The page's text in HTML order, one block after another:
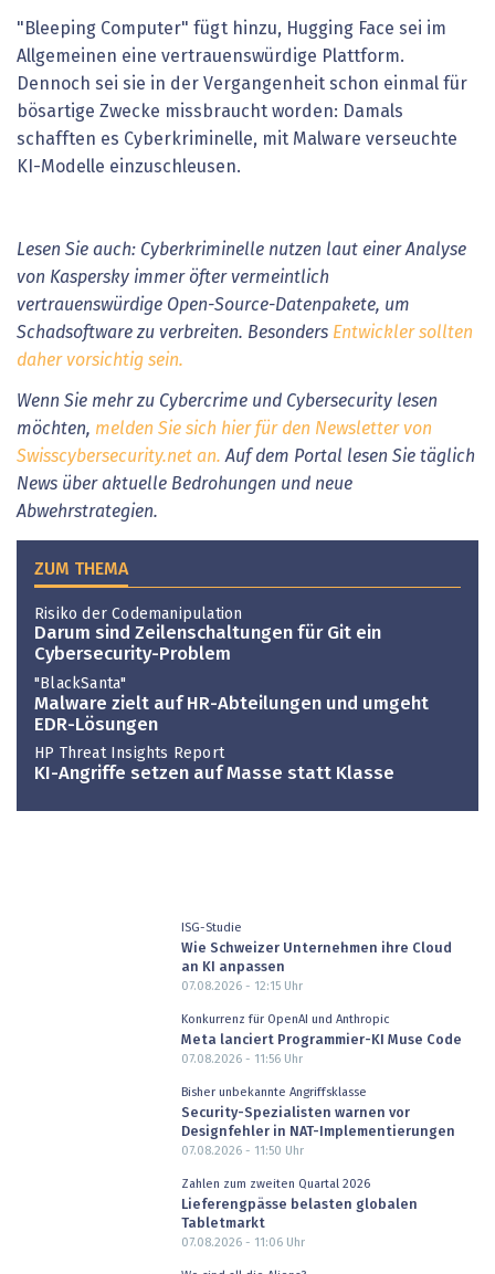
"Bleeping Computer" fügt hinzu, Hugging Face sei im
Allgemeinen eine vertrauenswürdige Plattform.
Dennoch sei sie in der Vergangenheit schon einmal für
bösartige Zwecke missbraucht worden: Damals
schafften es Cyberkriminelle, mit Malware verseuchte
KI-Modelle einzuschleusen.
Lesen Sie auch: Cyberkriminelle nutzen laut einer Analyse
von Kaspersky immer öfter vermeintlich
vertrauenswürdige Open-Source-Datenpakete, um
Schadsoftware zu verbreiten. Besonders Entwickler sollten
daher vorsichtig sein.
Wenn Sie mehr zu Cybercrime und Cybersecurity lesen
möchten, melden Sie sich hier für den Newsletter von
Swisscybersecurity.net an. Auf dem Portal lesen Sie täglich
News über aktuelle Bedrohungen und neue
Abwehrstrategien.
ZUM THEMA
Risiko der Codemanipulation
Darum sind Zeilenschaltungen für Git ein
Cybersecurity-Problem
"BlackSanta"
Malware zielt auf HR-Abteilungen und umgeht
EDR-Lösungen
HP Threat Insights Report
KI-Angriffe setzen auf Masse statt Klasse
ISG-Studie
Wie Schweizer Unternehmen ihre Cloud
an KI anpassen
07.08.2026 - 12:15Uhr
Konkurrenz für OpenAI und Anthropic
Meta lanciert Programmier-KI Muse Code
07.08.2026 - 11:56Uhr
Bisher unbekannte Angriffsklasse
Security-Spezialisten warnen vor
Designfehler in NAT-Implementierungen
07.08.2026 - 11:50 Uhr
Zahlen zum zweiten Quartal 2026
Lieferengpässe belasten globalen
Tabletmarkt
07.08.2026 - 11:06Uhr